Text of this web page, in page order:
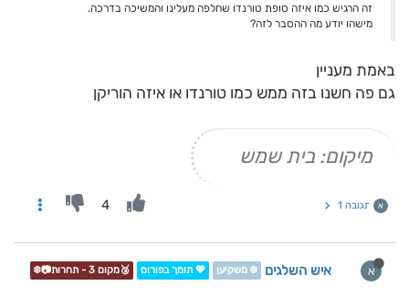
זה הרגיש כמו איזה סופת טורנדו שחלפה מעלינו והמשיכה בדרכה.
מישהו יודע מה ההסבר לזה?
באמת מעניין
גם פה חשנו בזה ממש כמו טורנדו או איזה הוריקן
מיקום: בית שמש
א תגובה 1 4
א איש השלגים ❄️ משקיען 💖 תומך בפורום 🥉מקום 3 - תחרות📷❄️